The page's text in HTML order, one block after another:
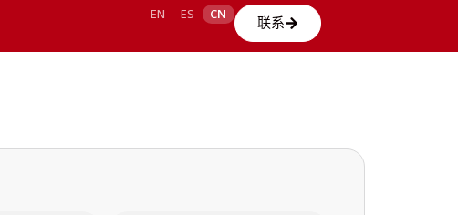
EN ES CN
联系